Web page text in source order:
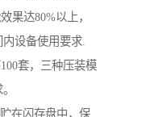
果达80%以上，
设备使用要求.
套，三种压装模
在闪存盘中，保